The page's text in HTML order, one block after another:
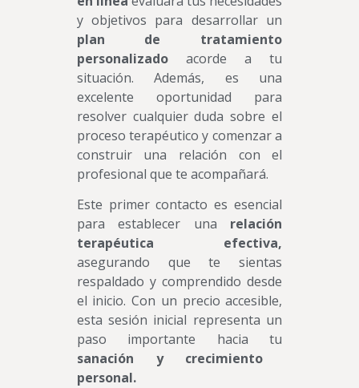
y objetivos para desarrollar un
plan de tratamiento
personalizadoacorde a tu
situación. Además, es una
excelente oportunidad para
resolver cualquier duda sobre el
proceso terapéutico y comenzar a
construir una relación con el
profesional que te acompañará.
Este primer contacto es esencial
para establecer una relación
terapéutica efectiva,
asegurando que te sientas
respaldado y comprendido desde
el inicio. Con un precio accesible,
esta sesión inicial representa un
paso importante hacia tu
sanación y crecimiento
personal.